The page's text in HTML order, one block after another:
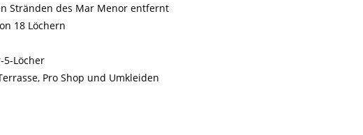
Stränden des Mar Menor entfernt
18 Löchern
5-Löcher
Pro Shop und Umkleiden